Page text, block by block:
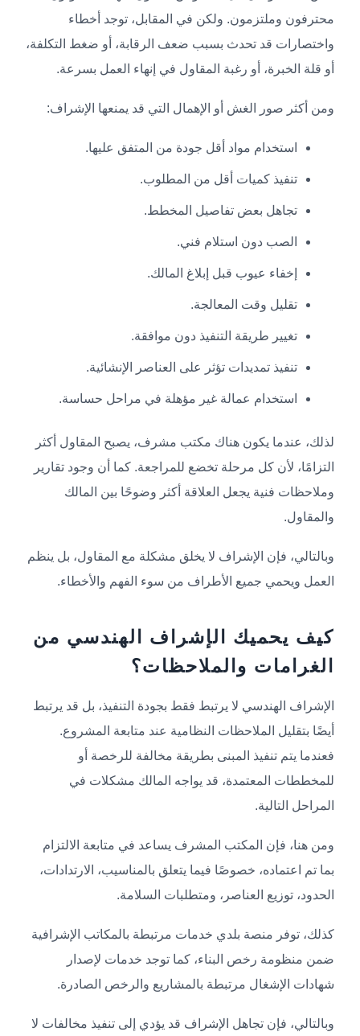
محترفون وملتزمون. ولكن في المقابل، توجد أخطاء
واختصارات قد تحدث بسبب ضعف الرقابة، أو ضغط التكلفة،
أو قلة الخبرة، أو رغبة المقاول في إنهاء العمل بسرعة.
ومن أكثر صور الغش أو الإهمال التي قد يمنعها الإشراف:
استخدام مواد أقل جودة من المتفق عليها.
تنفيذ كميات أقل من المطلوب.
تجاهل بعض تفاصيل المخطط.
الصب دون استلام فني.
إخفاء عيوب قبل إبلاغ المالك.
تقليل وقت المعالجة.
تغيير طريقة التنفيذ دون موافقة.
تنفيذ تمديدات تؤثر على العناصر الإنشائية.
استخدام عمالة غير مؤهلة في مراحل حساسة.
لذلك، عندما يكون هناك مكتب مشرف، يصبح المقاول أكثر
التزامًا، لأن كل مرحلة تخضع للمراجعة. كما أن وجود تقارير
وملاحظات فنية يجعل العلاقة أكثر وضوحًا بين المالك
والمقاول.
وبالتالي، فإن الإشراف لا يخلق مشكلة مع المقاول، بل ينظم
العمل ويحمي جميع الأطراف من سوء الفهم والأخطاء.
كيف يحميك الإشراف الهندسي من
الغرامات والملاحظات؟
الإشراف الهندسي لا يرتبط فقط بجودة التنفيذ، بل قد يرتبط
أيضًا بتقليل الملاحظات النظامية عند متابعة المشروع.
فعندما يتم تنفيذ المبنى بطريقة مخالفة للرخصة أو
للمخططات المعتمدة، قد يواجه المالك مشكلات في
المراحل التالية.
ومن هنا، فإن المكتب المشرف يساعد في متابعة الالتزام
بما تم اعتماده، خصوصًا فيما يتعلق بالمناسيب، الارتدادات،
الحدود، توزيع العناصر، ومتطلبات السلامة.
كذلك، توفر منصة بلدي خدمات مرتبطة بالمكاتب الإشرافية
ضمن منظومة رخص البناء، كما توجد خدمات لإصدار
شهادات الإشغال مرتبطة بالمشاريع والرخص الصادرة.
وبالتالي، فإن تجاهل الإشراف قد يؤدي إلى تنفيذ مخالفات لا